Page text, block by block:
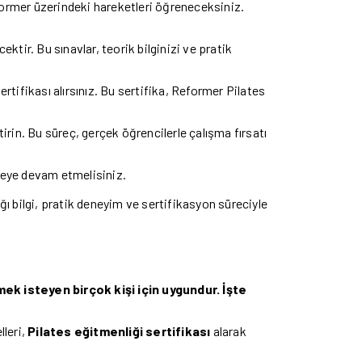
üzerindeki hareketleri öğreneceksiniz.
Bu sınavlar, teorik bilginizi ve pratik
alırsınız. Bu sertifika, Reformer Pilates
Bu süreç, gerçek öğrencilerle çalışma fırsatı
devam etmelisiniz.
bilgi, pratik deneyim ve sertifikasyon süreciyle
isteyen birçok kişi için uygundur. İşte
Pilates eğitmenliği sertifikası alarak